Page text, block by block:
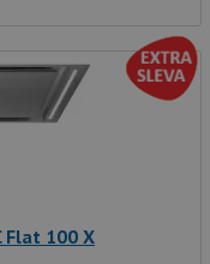
Flat 100 X